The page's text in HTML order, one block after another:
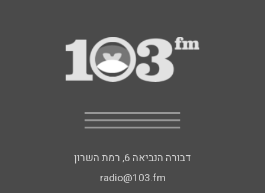
דבורה הנביאה 6, רמת השרון
radio@103.fm